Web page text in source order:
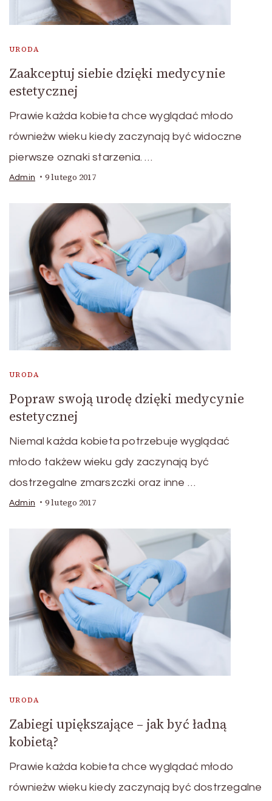
URODA
Zaakceptuj siebie dzięki medycynie
estetycznej
Prawie każda kobieta chce wyglądać młodo
równieżw wieku kiedy zaczynają być widoczne
pierwsze oznaki starzenia. …
Admin 9 lutego 2017
URODA
Popraw swoją urodę dzięki medycynie
estetycznej
Niemal każda kobieta potrzebuje wyglądać
młodo takżew wieku gdy zaczynają być
dostrzegalne zmarszczki oraz inne …
Admin 9 lutego 2017
URODA
Zabiegi upiększające – jak być ładną
kobietą?
Prawie każda kobieta chce wyglądać młodo
równieżw wieku kiedy zaczynają być dostrzegalne